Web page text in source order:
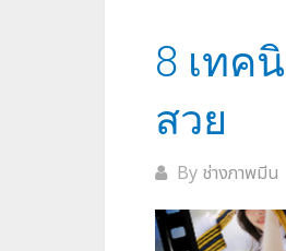
8 เทค
สวย
By ช่างภาพมีน